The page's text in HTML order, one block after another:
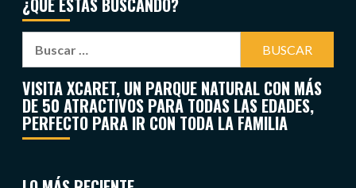
¿QUÉ ESTÁS BUSCANDO?
VISITA XCARET, UN PARQUE NATURAL CON MÁS
DE 50 ATRACTIVOS PARA TODAS LAS EDADES,
PERFECTO PARA IR CON TODA LA FAMILIA